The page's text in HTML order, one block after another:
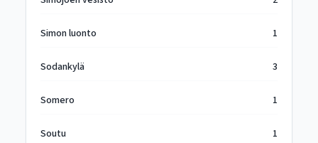
Simon luonto 1
Sodankylä 3
Somero 1
Soutu 1